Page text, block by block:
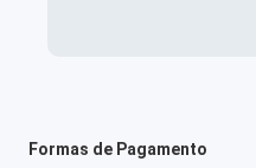
Formas de Pagamento